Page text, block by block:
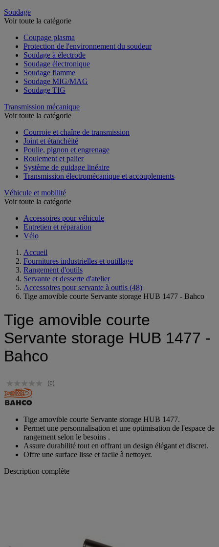
Soudage
Voir toute la catégorie
Coupage plasma
Protection de l'environnement du soudeur
Soudage à électrode
Soudage électronique
Soudage flamme
Soudage MIG/MAG
Soudage TIG
Transmission mécanique
Voir toute la catégorie
Courroie et chaîne de transmission
Joint et étanchéité
Poulie, pignon et engrenage
Roulement et palier
Système de guidage linéaire
Transmission électromécanique et accouplements
Véhicule et mobilité
Voir toute la catégorie
Accessoires pour véhicule
Entretien et réparation
Vélo
Accueil
Fournitures industrielles et outillage
Rangement d'outils
Servante et desserte d'atelier
Accessoires pour servante à outils (48)
Tige amovible courte Servante storage HUB 1477 - Bahco
Tige amovible courte
Servante storage HUB 1477 -
Bahco
(0)
Tige amovible courte Servante storage HUB 1477.
Permet une personnalisation et une optimisation de l'espace de
rangement selon le besoins .
Assure durabilité tout en offrant un design élégant et discret.
Offre une surface lisse et facile à nettoyer.
Description complète